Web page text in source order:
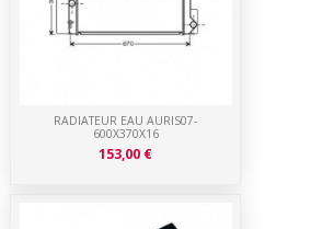
RADIATEUR EAU AURIS07-
600X370X16
153,00 €